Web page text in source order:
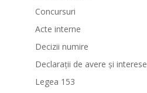
Concursuri
Acte interne
Decizii numire
Declarații de avere și interese
Legea 153